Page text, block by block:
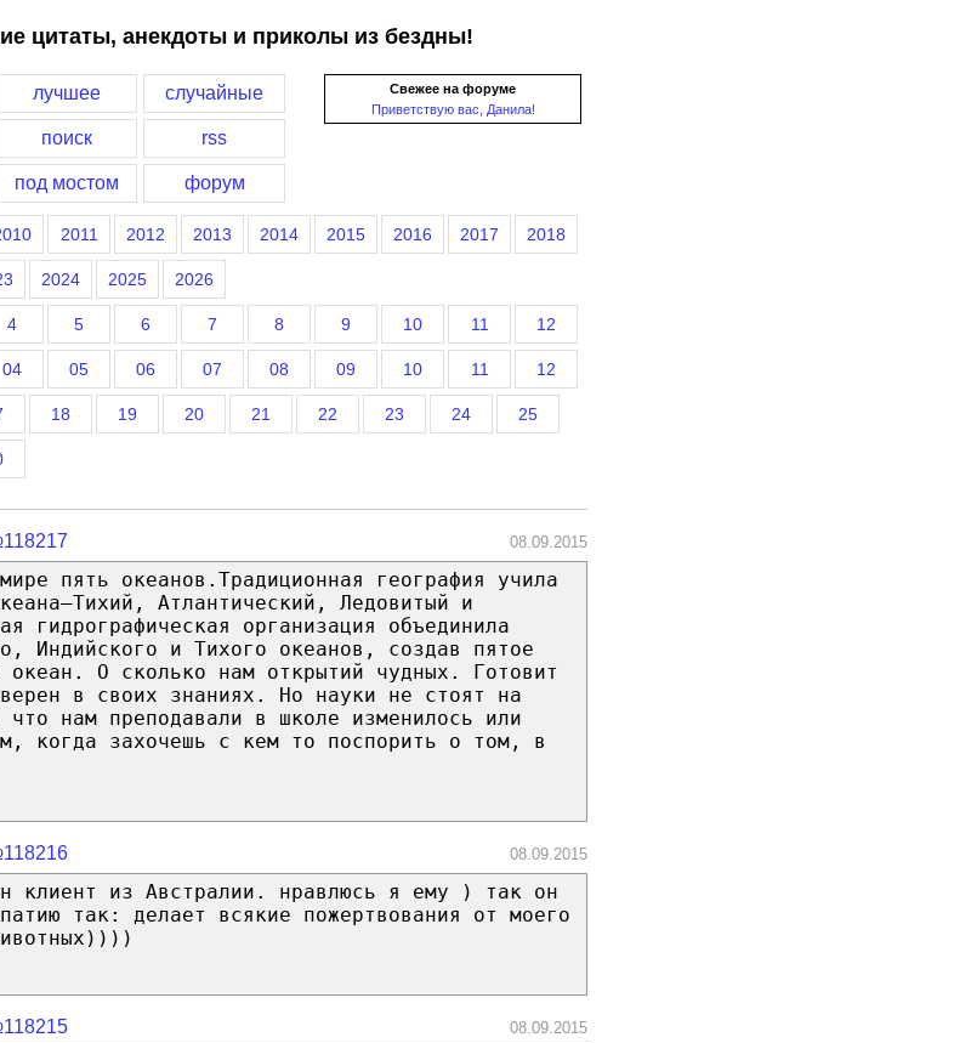
цитаты, анекдоты и приколы из бездны!
Свежее на форуме
Приветствую вас, Данила!
лучшее случайные
поиск rss
под мостом форум
2011 2012 2013 2014 2015 2016 2017 2018
2024 2025 2026
4 5 6 7 8 9 10 11 12
04 05 06 07 08 09 10 11 12
18 19 20 21 22 23 24 25
08.09.2015
пять океанов.Традиционная география учила
Атлантический, Ледовитый и
гидрографическая организация объединила
Индийского и Тихого океанов, создав пятое
океан. О сколько нам открытий чудных. Готовит
в своих знаниях. Но науки не стоят на
нам преподавали в школе изменилось или
когда захочешь с кем то поспорить о том, в
08.09.2015
клиент из Австралии. нравлюсь я ему ) так он
так: делает всякие пожертвования от моего
08.09.2015